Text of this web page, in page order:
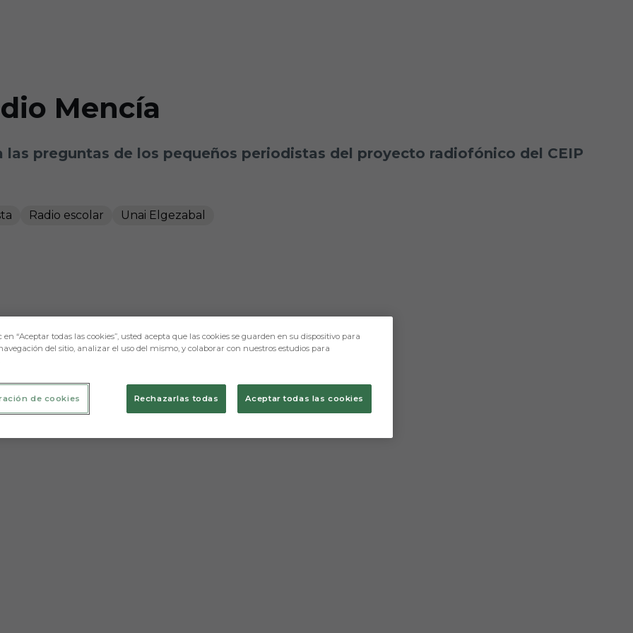
Mencía
preguntas de los pequeños periodistas del proyecto radiofónico del CEIP
Radio escolar Unai Elgezabal
“Aceptar todas las cookies”, usted acepta que las cookies se guarden en su dispositivo para
del sitio, analizar el uso del mismo, y colaborar con nuestros estudios para
Rechazarlas todas Aceptar todas las cookies
de cookies